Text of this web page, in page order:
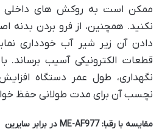
ممکن است به روکش های داخلی
نکنید. همچنین، از فرو بردن بدنه
دادن آن زیر شیر آب خودداری
قطعات الکترونیکی آسیب برساند.
نگهداری، طول عمر دستگاه
نچسب آن برای مدت طولانی حفظ
مقایسه با رقبا: ME-AF977 در برابر سایرین